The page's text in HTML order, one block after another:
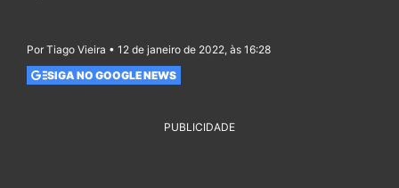
Por Tiago Vieira • 12 de janeiro de 2022, às 16:28
SIGA NO GOOGLE NEWS
PUBLICIDADE